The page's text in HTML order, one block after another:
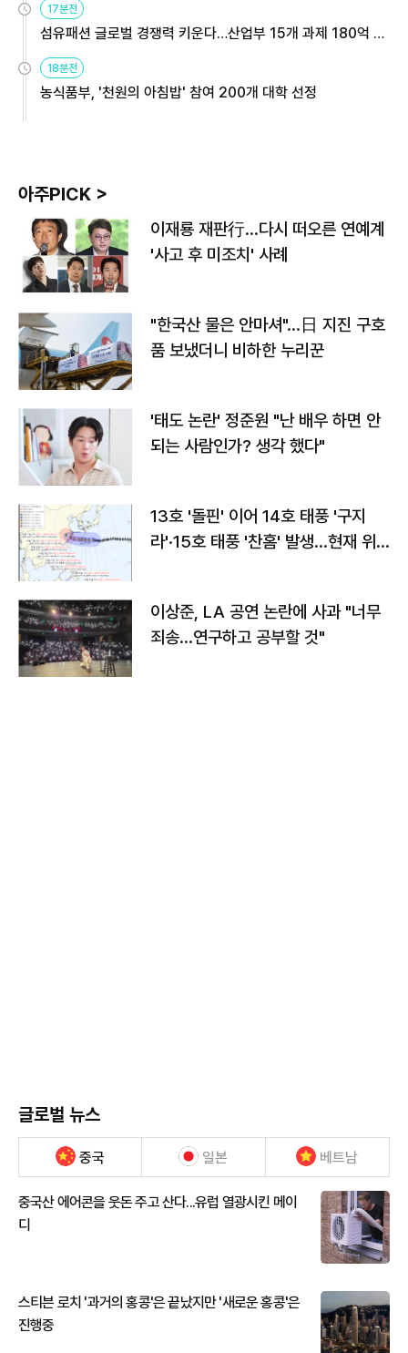
17분전
섬유패션 글로벌 경쟁력 키운다…산업부 15개 과제 180억 지
원
18분전
농식품부, '천원의 아침밥' 참여 200개 대학 선정
아주PICK >
이재룡 재판行…다시 떠오른 연예계
'사고 후 미조치' 사례
"한국산 물은 안마셔"…日 지진 구호
품 보냈더니 비하한 누리꾼
'태도 논란' 정준원 "난 배우 하면 안
되는 사람인가? 생각 했다"
13호 '돌핀' 이어 14호 태풍 '구지
라'·15호 태풍 '찬홈' 발생…현재 위
이상준, LA 공연 논란에 사과 "너무
죄송…연구하고 공부할 것"
글로벌 뉴스
중국 일본 베트남
중국산 에어콘을 웃돈 주고 산다...유럽 열광시킨 메이
디
스티븐 로치 '과거의 홍콩'은 끝났지만 '새로운 홍콩'은
진행중